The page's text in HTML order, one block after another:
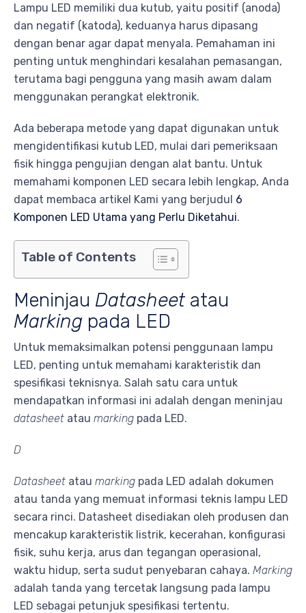
Lampu LED memiliki dua kutub, yaitu positif (anoda)
dan negatif (katoda), keduanya harus dipasang
dengan benar agar dapat menyala. Pemahaman ini
penting untuk menghindari kesalahan pemasangan,
terutama bagi pengguna yang masih awam dalam
menggunakan perangkat elektronik.
Ada beberapa metode yang dapat digunakan untuk
mengidentifikasi kutub LED, mulai dari pemeriksaan
fisik hingga pengujian dengan alat bantu. Untuk
memahami komponen LED secara lebih lengkap, Anda
dapat membaca artikel Kami yang berjudul 6
Komponen LED Utama yang Perlu Diketahui.
Table of Contents
Meninjau Datasheetatau
Marking pada LED
Untuk memaksimalkan potensi penggunaan lampu
LED, penting untuk memahami karakteristik dan
spesifikasi teknisnya. Salah satu cara untuk
mendapatkan informasi ini adalah dengan meninjau
datasheet atau marking pada LED.
D
Datasheet atau marking pada LED adalah dokumen
atau tanda yang memuat informasi teknis lampu LED
secara rinci. Datasheet disediakan oleh produsen dan
mencakup karakteristik listrik, kecerahan, konfigurasi
fisik, suhu kerja, arus dan tegangan operasional,
waktu hidup, serta sudut penyebaran cahaya. Marking
adalah tanda yang tercetak langsung pada lampu
LED sebagai petunjuk spesifikasi tertentu.